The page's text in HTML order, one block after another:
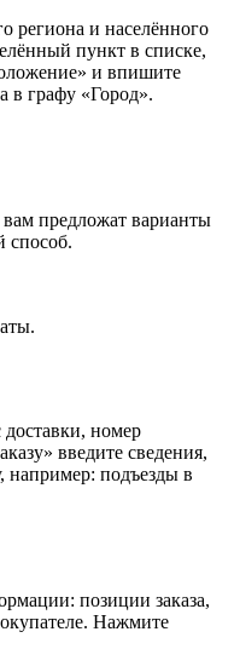
региона и населённого
пункт в списке,
и впишите
в графу «Город».
предложат варианты
способ.
номер
введите сведения,
например: подъезды в
позиции заказа,
Нажмите